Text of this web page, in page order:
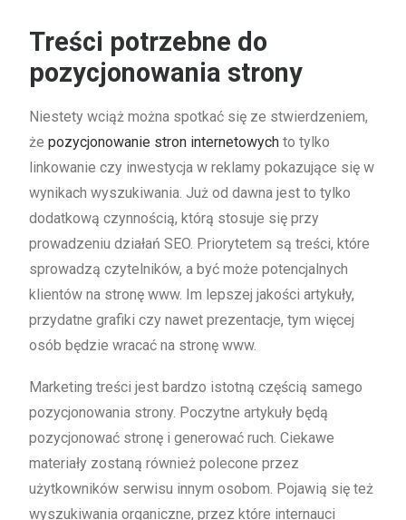
Treści potrzebne do
pozycjonowania strony
Niestety wciąż można spotkać się ze stwierdzeniem,
że pozycjonowanie stron internetowych to tylko
linkowanie czy inwestycja w reklamy pokazujące się w
wynikach wyszukiwania. Już od dawna jest to tylko
dodatkową czynnością, którą stosuje się przy
prowadzeniu działań SEO. Priorytetem są treści, które
sprowadzą czytelników, a być może potencjalnych
klientów na stronę www. Im lepszej jakości artykuły,
przydatne grafiki czy nawet prezentacje, tym więcej
osób będzie wracać na stronę www.
Marketing treści jest bardzo istotną częścią samego
pozycjonowania strony. Poczytne artykuły będą
pozycjonować stronę i generować ruch. Ciekawe
materiały zostaną również polecone przez
użytkowników serwisu innym osobom. Pojawią się też
wyszukiwania organiczne, przez które internauci